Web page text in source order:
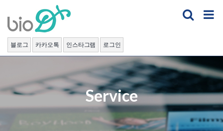
content
블로그 카카오톡 인스타그램 로그인
Service